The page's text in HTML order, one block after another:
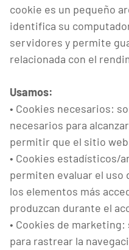
cookie es un pequeño
identifica su
servidores y permite
relacionada con el
Usamos:
• Cookies necesarios:
necesarios para
permitir que el sitio
• Cookies estadísticos/
permiten evaluar el
los elementos más
produzcan durante el
• Cookies de
para rastrear la